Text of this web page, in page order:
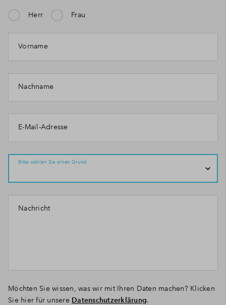
Herr Frau
Vorname
Nachname
E-Mail-Adresse
Bitte wählen Sie einen Grund
Nachricht
Möchten Sie wissen, was wir mit Ihren Daten machen? Klicken
Sie hier für unsere Datenschutzerklärung.